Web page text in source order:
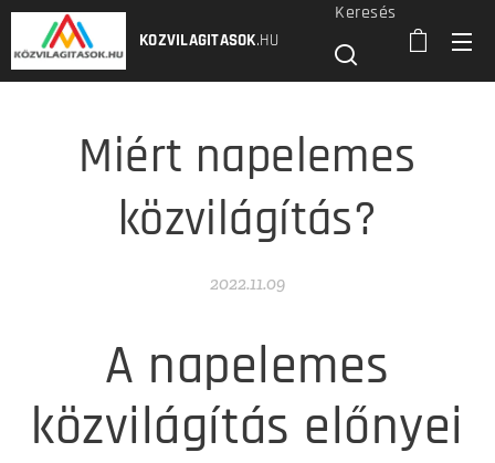
KOZVILAGITASOK.HU
Keresés
Miért napelemes
közvilágítás?
2022.11.09
A napelemes
közvilágítás előnyei